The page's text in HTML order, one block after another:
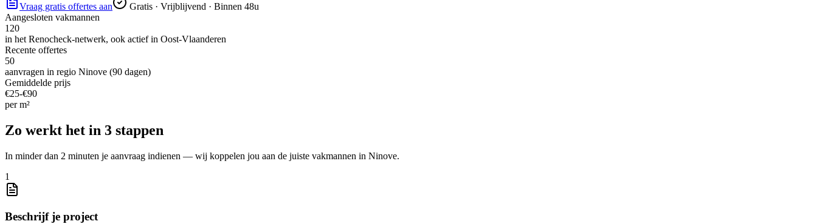
Vraag gratis offertes aan
Gratis · Vrijblijvend · Binnen 48u
Aangesloten vakmannen
120
in het Renocheck-netwerk, ook actief in Oost-Vlaanderen
Recente offertes
50
aanvragen in regio Ninove (90 dagen)
Gemiddelde prijs
€25-€90
perm²
Zo werkt het in 3 stappen
In minder dan 2 minuten je aanvraag indienen — wij koppelen jou aan de juiste vakmannen in Ninove.
1
Beschrijf je project